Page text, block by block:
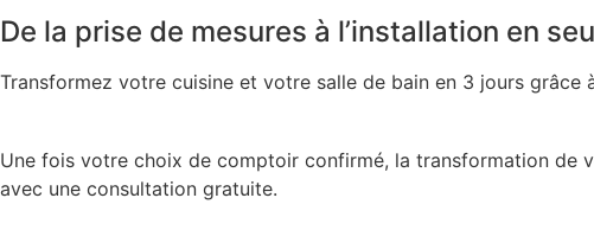
De la prise de mesures à l’installation en
Transformez votre cuisine et votre salle de bain en 3 jours
Une fois votre choix de comptoir confirmé, la transformation de
avec une consultation gratuite.